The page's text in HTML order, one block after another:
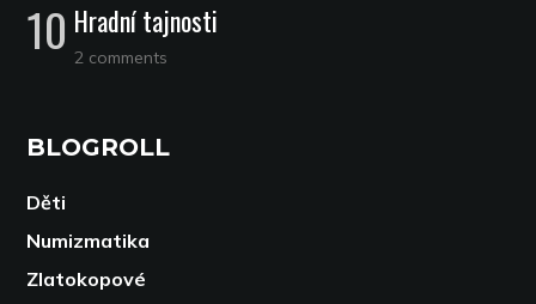
Hradní tajnosti
2 comments
BLOGROLL
Děti
Numizmatika
Zlatokopové